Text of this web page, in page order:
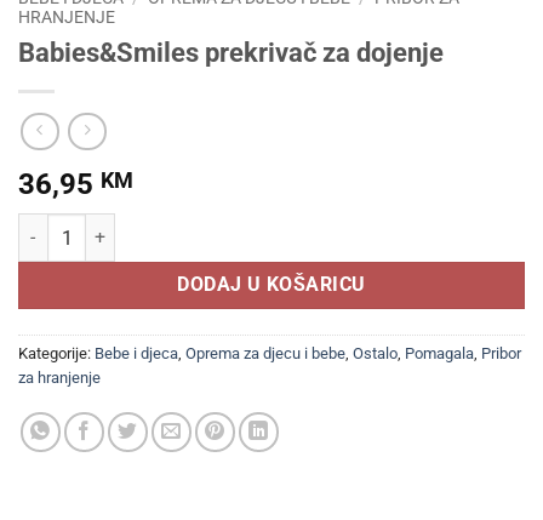
HRANJENJE
Babies&Smiles prekrivač za dojenje
36,95 KM
Babies&Smiles prekrivač za dojenje količina
DODAJ U KOŠARICU
Kategorije: Bebe i djeca, Oprema za djecu i bebe, Ostalo, Pomagala, Pribor
za hranjenje